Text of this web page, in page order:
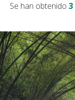
Se han obtenido 3